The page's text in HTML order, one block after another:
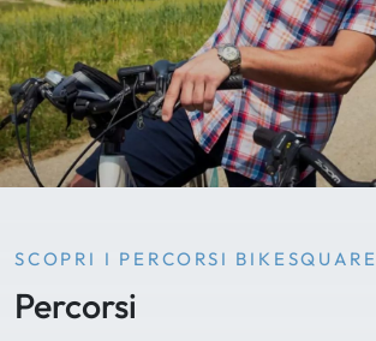
SCOPRI I PERCORSI BIKESQUARE
Percorsi